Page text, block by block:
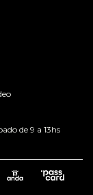
de 9 a 13hs